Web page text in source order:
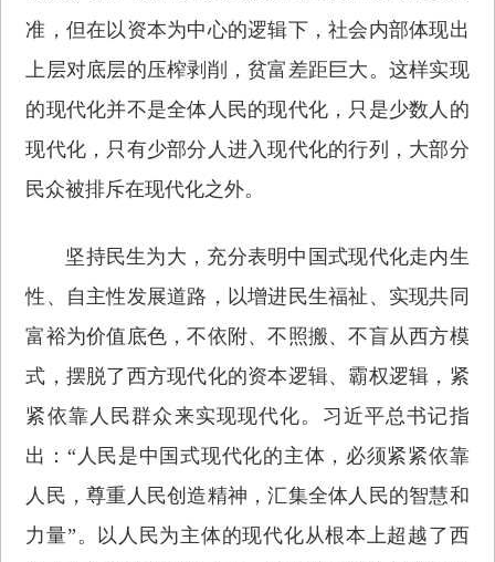
准，但在以资本为中心的逻辑下，社会内部体现出
上层对底层的压榨剥削，贫富差距巨大。这样实现
的现代化并不是全体人民的现代化，只是少数人的
现代化，只有少部分人进入现代化的行列，大部分
民众被排斥在现代化之外。
坚持民生为大，充分表明中国式现代化走内生
性、自主性发展道路，以增进民生福祉、实现共同
富裕为价值底色，不依附、不照搬、不盲从西方模
式，摆脱了西方现代化的资本逻辑、霸权逻辑，紧
紧依靠人民群众来实现现代化。习近平总书记指
出：“人民是中国式现代化的主体，必须紧紧依靠
人民，尊重人民创造精神，汇集全体人民的智慧和
力量”。以人民为主体的现代化从根本上超越了西